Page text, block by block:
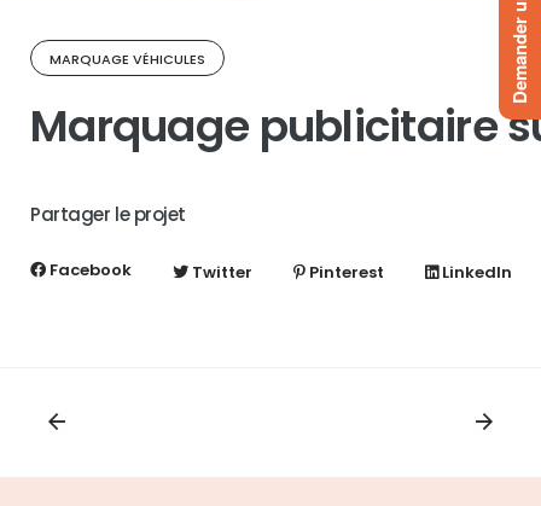
MARQUAGE VÉHICULES
Marquage publicitaire
Partager le projet
Facebook Twitter Pinterest LinkedIn